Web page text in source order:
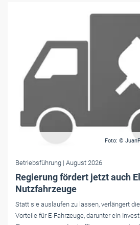
Foto: ©
Betriebsführung | August 2026
Regierung fördert jetzt auch
Nutzfahrzeuge
Statt sie auslaufen zu lassen, verlängert
Vorteile für E-Fahrzeuge, darunter ein